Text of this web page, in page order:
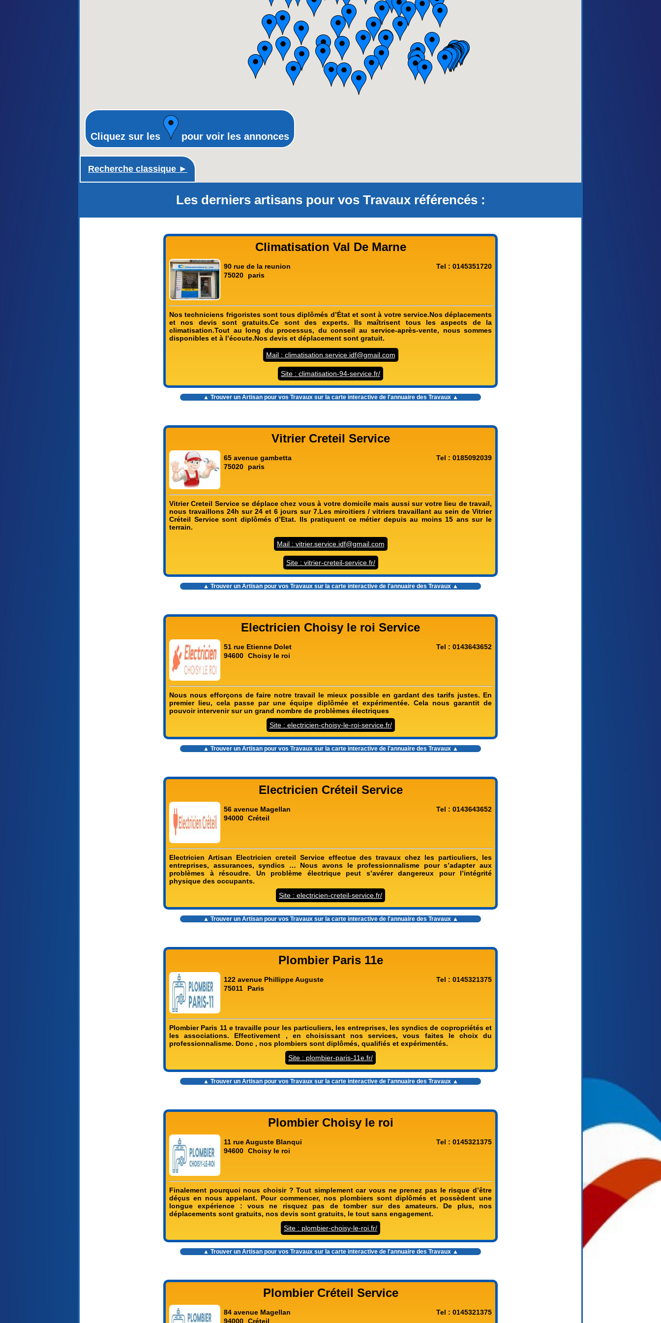
Midi-Pyrénées
Nord-Pas-de-Calais
Pays-de-la-Loire
Picardie
Poitou-Charentes
Provence-Alpes-Côte-d'Azur(paca)
Recherche classique ►
Cliquez sur les pour voir les annonces
Les derniers artisans pour vos Travaux référencés :
Climatisation Val De Marne
90 rue de la reunion
75020
paris
Tel : 0145351720
Nos techniciens frigoristes sont tous diplômés d’État et sont à votre service.Nos déplacements
et nos devis sont gratuits.Ce sont des experts. Ils maîtrisent tous les aspects de la
climatisation.Tout au long du processus, du conseil au service-après-vente, nous sommes
disponibles et à l’écoute.Nos devis et déplacement sont gratuit.
Mail : climatisation.service.idf@gmail.com
Site : climatisation-94-service.fr/
▲ Trouver un Artisan pour vos Travaux sur la carte interactive de l'annuaire des Travaux▲
Vitrier Creteil Service
65 avenue gambetta
75020
paris
Tel : 0185092039
Vitrier Creteil Service se déplace chez vous à votre domicile mais aussi sur votre lieu de travail,
nous travaillons 24h sur 24 et 6 jours sur 7.Les miroitiers / vitriers travaillant au sein de Vitrier
Créteil Service sont diplômés d’Etat. Ils pratiquent ce métier depuis au moins 15 ans sur le
terrain.
Mail : vitrier.service.idf@gmail.com
Site : vitrier-creteil-service.fr/
▲ Trouver un Artisan pour vos Travaux sur la carte interactive de l'annuaire des Travaux▲
Electricien Choisy le roi Service
51 rue Etienne Dolet
94600 Choisy le roi
Tel : 0143643652
Nous nous efforçons de faire notre travail le mieux possible en gardant des tarifs justes. En
premier lieu, cela passe par une équipe diplômée et expérimentée. Cela nous garantit de
pouvoir intervenir sur un grand nombre de problèmes électriques
Site : electricien-choisy-le-roi-service.fr/
▲ Trouver un Artisan pour vos Travaux sur la carte interactive de l'annuaire des Travaux▲
Electricien Créteil Service
56 avenue Magellan
94000 Créteil
Tel : 0143643652
Electricien Artisan Electricien creteil Service effectue des travaux chez les particuliers, les
entreprises, assurances, syndics … Nous avons le professionnalisme pour s’adapter aux
problèmes à résoudre. Un problème électrique peut s’avérer dangereux pour l’intégrité
physique des occupants.
Site : electricien-creteil-service.fr/
▲ Trouver un Artisan pour vos Travaux sur la carte interactive de l'annuaire des Travaux▲
Plombier Paris 11e
122 avenue Phillippe Auguste
75011
Paris
Tel : 0145321375
Plombier Paris 11 e travaille pour les particuliers, les entreprises, les syndics de copropriétés et
les associations. Effectivement , en choisissant nos services, vous faites le choix du
professionnalisme. Donc , nos plombiers sont diplômés, qualifiés et expérimentés.
Site : plombier-paris-11e.fr/
▲ Trouver un Artisan pour vos Travaux sur la carte interactive de l'annuaire des Travaux▲
Plombier Choisy le roi
11 rue Auguste Blanqui
94600 Choisy le roi
Tel : 0145321375
Finalement pourquoi nous choisir ? Tout simplement car vous ne prenez pas le risque d’être
déçus en nous appelant. Pour commencer, nos plombiers sont diplômés et possèdent une
longue expérience : vous ne risquez pas de tomber sur des amateurs. De plus, nos
déplacements sont gratuits, nos devis sont gratuits, le tout sans engagement.
Site : plombier-choisy-le-roi.fr/
▲ Trouver un Artisan pour vos Travaux sur la carte interactive de l'annuaire des Travaux▲
Plombier Créteil Service
84 avenue Magellan
94000 Créteil
Tel : 0145321375